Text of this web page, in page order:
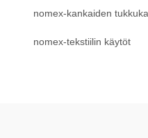
nomex-kankaiden
nomex-tekstiilin käytöt